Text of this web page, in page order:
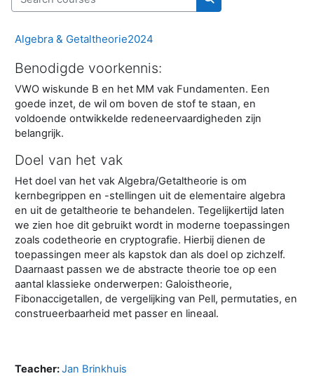
Search courses
Algebra & Getaltheorie2024
Benodigde voorkennis:
VWO wiskunde B en het MM vak Fundamenten. Een
goede inzet, de wil om boven de stof te staan, en
voldoende ontwikkelde redeneervaardigheden zijn
belangrijk.
Doel van het vak
Het doel van het vak Algebra/Getaltheorie is om
kernbegrippen en -stellingen uit de elementaire algebra
en uit de getaltheorie te behandelen. Tegelijkertijd laten
we zien hoe dit gebruikt wordt in moderne toepassingen
zoals codetheorie en cryptografie. Hierbij dienen de
toepassingen meer als kapstok dan als doel op zichzelf.
Daarnaast passen we de abstracte theorie toe op een
aantal klassieke onderwerpen: Galoistheorie,
Fibonaccigetallen, de vergelijking van Pell, permutaties, en
construeerbaarheid met passer en lineaal.
Teacher:Jan Brinkhuis